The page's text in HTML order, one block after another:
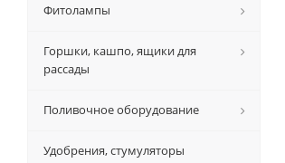
Фитолампы
Горшки, кашпо, ящики для
рассады
Поливочное оборудование
Удобрения, стумуляторы